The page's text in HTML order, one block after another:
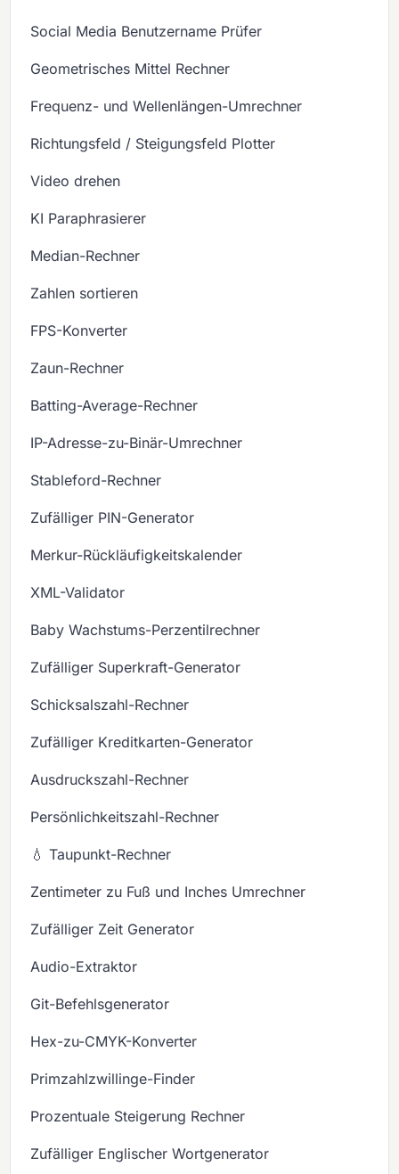
Social Media Benutzername Prüfer
Geometrisches Mittel Rechner
Frequenz- und Wellenlängen-Umrechner
Richtungsfeld / Steigungsfeld Plotter
Video drehen
KI Paraphrasierer
Median-Rechner
Zahlen sortieren
FPS-Konverter
Zaun-Rechner
Batting-Average-Rechner
IP-Adresse-zu-Binär-Umrechner
Stableford-Rechner
Zufälliger PIN-Generator
Merkur-Rückläufigkeitskalender
XML-Validator
Baby Wachstums-Perzentilrechner
Zufälliger Superkraft-Generator
Schicksalszahl-Rechner
Zufälliger Kreditkarten-Generator
Ausdruckszahl-Rechner
Persönlichkeitszahl-Rechner
💧 Taupunkt-Rechner
Zentimeter zu Fuß und Inches Umrechner
Zufälliger Zeit Generator
Audio-Extraktor
Git-Befehlsgenerator
Hex-zu-CMYK-Konverter
Primzahlzwillinge-Finder
Prozentuale Steigerung Rechner
Zufälliger Englischer Wortgenerator